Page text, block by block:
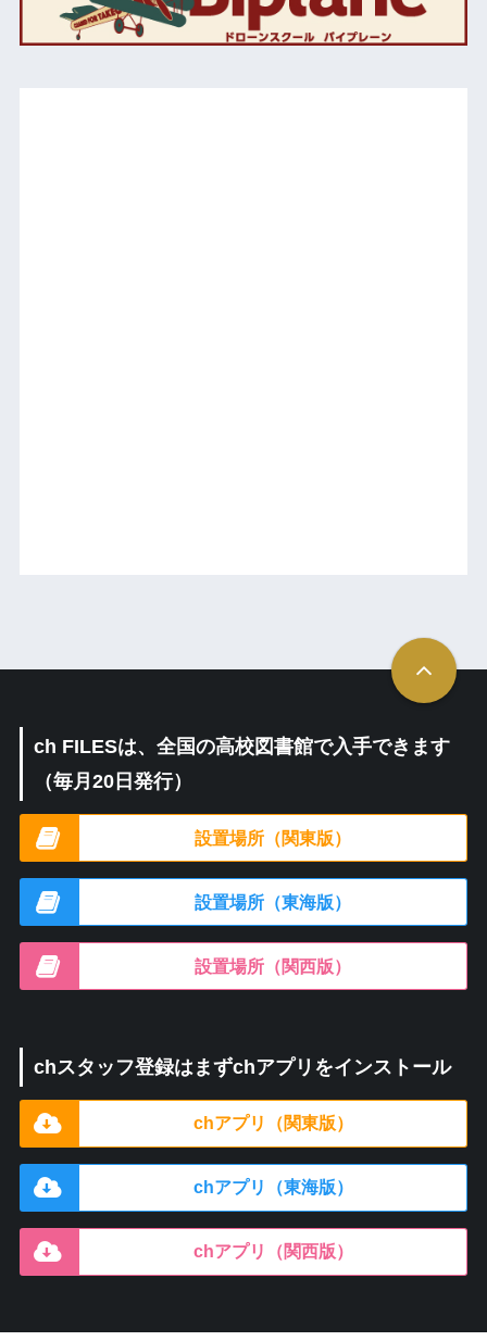
ch FILESは、全国の高校図書館で入手できます
（毎月20日発行）
設置場所（関東版）
設置場所（東海版）
設置場所（関西版）
chスタッフ登録はまずchアプリをインストール
chアプリ（関東版）
chアプリ（東海版）
chアプリ（関西版）